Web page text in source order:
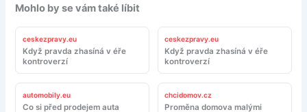
Mohlo by se vám také líbit
ceskezpravy.eu
Když pravda zhasíná v éře
kontroverzí
ceskezpravy.eu
Když pravda zhasíná v éře
kontroverzí
automobily.eu
Co si před prodejem auta
chcidomov.cz
Proměna domova malými